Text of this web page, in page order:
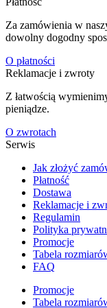
Za zamówienia w
dowolny dogodny
O płatności
Reklamacje i zwroty
Z łatwością
pieniądze.
O zwrotach
Serwis
Jak złożyć
Płatność
Dostawa
Reklamacje i
Regulamin
Polityka
Promocje
Tabela
FAQ
Promocje
Tabela